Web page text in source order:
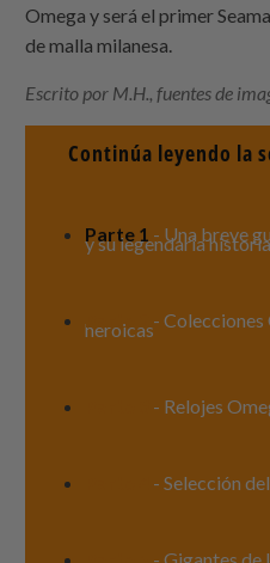
Omega y será el primer
de malla milanesa.
Escrito por M.H., fuentes de
Continúa leyendo la
Parte 1 - Una breve
y su legendaria historia
Parte 2 - Colecciones
heroicas
- Relojes
- Selección